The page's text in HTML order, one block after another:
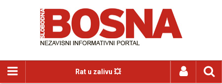
Rat u zalivu 💥